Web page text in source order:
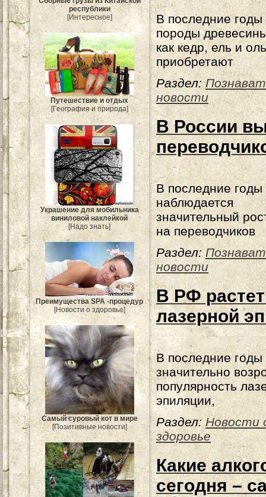
республики
[Интересное]
Путешествие и отдых
[География и природа]
Украшение для мобильника
виниловой наклейкой
[Надо знать]
Преимущества SPA -процедур
[Новости о здоровье]
Самый суровый кот в мире
[Позитивные новости]
В последние годы
породы
как кедр, ель и
приобретают
Раздел:
новости
В России
В последние годы
наблюдается
значительный
на переводчиков
Раздел:
новости
В РФ
лазерной
В последние годы
значительно
популярность
эпиляции,
Раздел: Новости
здоровье
Какие
сегодня –